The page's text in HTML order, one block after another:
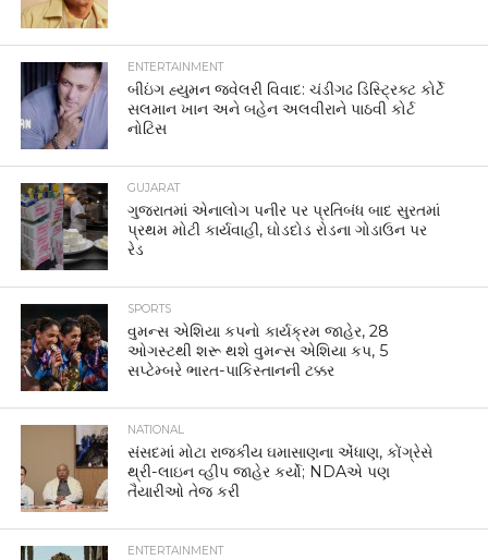
ENTERTAINMENT
બીઇંગ હ્યુમન જ્વેલરી વિવાદ: ચંડીગઢ ડિસ્ટ્રિક્ટ કોર્ટે
સલમાન ખાન અને બહેન અલવીરાને પાઠવી કોર્ટ
નોટિસ
GUJARAT
ગુજરાતમાં એનાલોગ પનીર પર પ્રતિબંધ બાદ સુરતમાં
પ્રથમ મોટી કાર્યવાહી, ઘોડદોડ રોડના ગોડાઉન પર
રેડ
SPORTS
વુમન્સ એશિયા કપનો કાર્યક્રમ જાહેર, 28
ઓગસ્ટથી શરૂ થશે વુમન્સ એશિયા કપ, 5
સપ્ટેમ્બરે ભારત-પાકિસ્તાનની ટક્કર
NATIONAL
સંસદમાં મોટા રાજકીય ઘમાસાણના એંધાણ, કોંગ્રેસે
થ્રી-લાઇન વ્હીપ જાહેર કર્યો; NDAએ પણ
તૈયારીઓ તેજ કરી
ENTERTAINMENT